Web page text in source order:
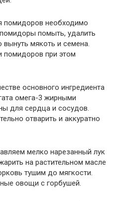
помидоров необходимо
помыть, удалить
вынуть мякоть и семена.
помидоров при этом
основного ингредиента
омега-3 жирными
для сердца и сосудов.
отварить и аккуратно
мелко нарезанный лук
на растительном масле
тушим до мягкости.
овощи с горбушей.